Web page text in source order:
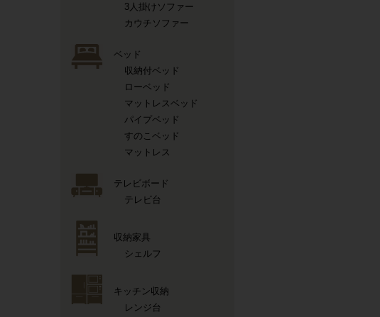
3人掛けソファー
カウチソファー
ベッド
収納付ベッド
ローベッド
マットレスベッド
パイプベッド
すのこベッド
マットレス
テレビボード
テレビ台
収納家具
シェルフ
キッチン収納
レンジ台